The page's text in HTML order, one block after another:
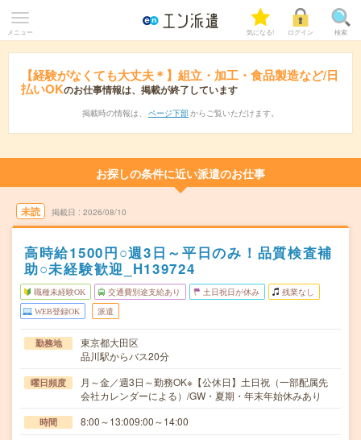
メニュー 気になる! ログイン 検索
【経験がなくても大丈夫＊】組立・加工・食品製造など/日
払いOKのお仕事情報は、掲載が終了しています
掲載時の情報は、 ページ下部 からご覧いただけます。
お探しの条件に近い派遣のお仕事
未読 掲載日 2026/08/10
高時給1500円○週3日～平日のみ！品質検査補
助○未経験歓迎_H139724
職種未経験OK 交通費別途支給あり 土日祝日が休み 残業なし
WEB登録OK 派遣
勤務地
東京都大田区
品川駅からバス20分
曜日頻度
月～金／週3日～勤務OK※【公休日】土日祝（一部配属先
会社カレンダーによる）/GW・夏期・年末年始休みあり
時間 8:00～13:009:00～14:00